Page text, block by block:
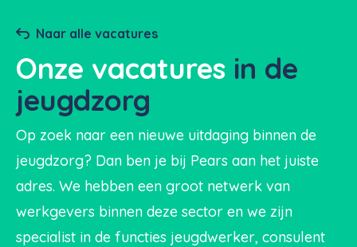
Naar alle vacatures
Onze vacatures in de
jeugdzorg
Op zoek naar een nieuwe uitdaging binnen de
jeugdzorg? Dan ben je bij Pears aan het juiste
adres. We hebben een groot netwerk van
werkgevers binnen deze sector en we zijn
specialist in de functies jeugdwerker, consulent